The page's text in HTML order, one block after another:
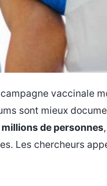
vaccinale
sont mieux
de personnes
Les chercheurs